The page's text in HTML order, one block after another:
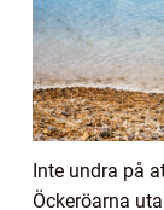
Inte undra på
Öckeröarna